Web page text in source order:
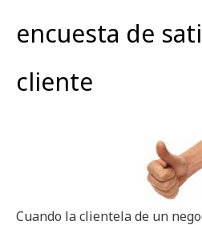
encuesta de
cliente
Cuando la clientela de un